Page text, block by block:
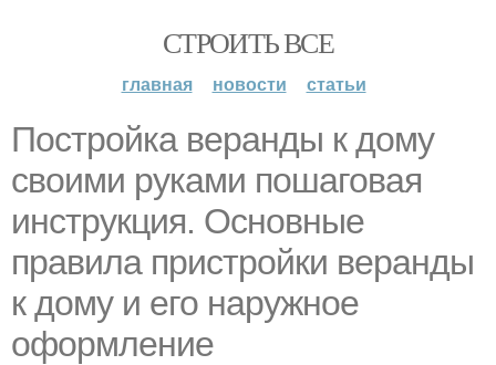
СТРОИТЬ ВСЕ
главная новости статьи
Постройка веранды к дому
своими руками пошаговая
инструкция. Основные
правила пристройки веранды
к дому и его наружное
оформление